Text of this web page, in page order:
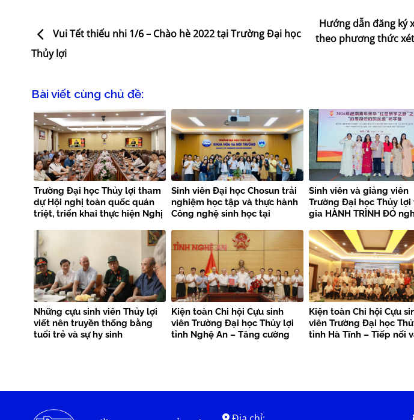
Vui Tết thiếu nhi 1/6 – Chào hè 2022 tại Trường Đại học
Thủy lợi
Hướng dẫn đăng ký
theo phương thức
Bài viết cùng chủ đề:
Trường Đại học Thủy lợi tham
dự Hội nghị toàn quốc quán
triệt, triển khai thực hiện Nghị
khóa XIV
Sinh viên Đại học Chosun trải
nghiệm học tập và thực hành
Công nghệ sinh học tại
Sinh viên và giảng viên
Trường Đại học Thủy lợi
gia HÀNH TRÌNH ĐỎ
Việt Nam tại Trung
Trại nghiên cứu, học tập
“Theo dấu chân Bác
2026
Những cựu sinh viên Thủy lợi
viết nên truyền thống bằng
tuổi trẻ và sự hy sinh
Kiện toàn Chi hội Cựu sinh
viên Trường Đại học Thủy lợi
tỉnh Nghệ An – Tăng cường
Kiện toàn Chi hội Cựu
viên Trường Đại học
tỉnh Hà Tĩnh – Tiếp nối